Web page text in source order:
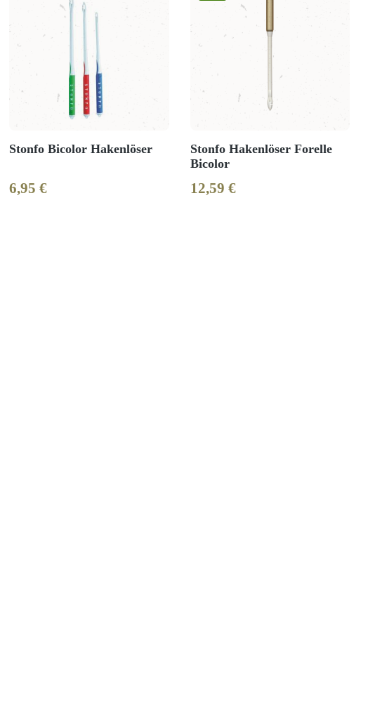
Stonfo Bicolor Hakenlöser
Regulärer Preis:
6,95 €
Stonfo Hakenlöser Forelle
Bicolor
Regulärer Preis:
12,59 €